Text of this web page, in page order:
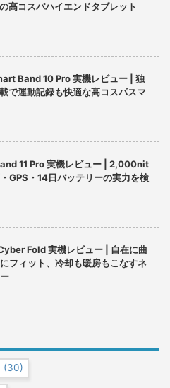
高コスパハイエンドタブレット
Band 10 Pro 実機レビュー | 独
で運動記録も快適な高コスパスマ
11 Pro 実機レビュー | 2,000nit
GPS・14日バッテリーの実力を検
Fold 実機レビュー | 自在に曲
フィット、冷却も暖房もこなすネ
(30)